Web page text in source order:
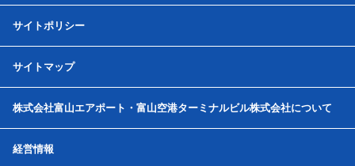
サイトポリシー
サイトマップ
株式会社富山エアポート・富山空港ターミナルビル株式会社について
経営情報